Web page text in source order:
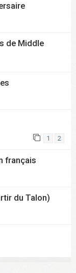
de Middle
1 2
français
du Talon)